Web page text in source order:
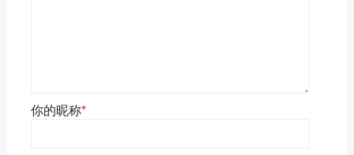
你的昵称*